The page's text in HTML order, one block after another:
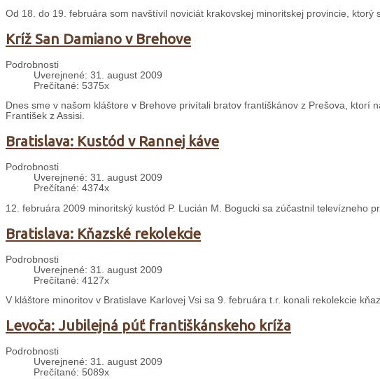
Od 18. do 19. februára som navštívil noviciát krakovskej minoritskej provincie,
Kríž San Damiano v Brehove
Podrobnosti
Uverejnené: 31. august 2009
Prečítané: 5375x
Dnes sme v našom kláštore v Brehove privítali bratov františkánov z Prešova, ktorí
František z Assisi.
Bratislava: Kustód v Rannej káve
Podrobnosti
Uverejnené: 31. august 2009
Prečítané: 4374x
12. februára 2009 minoritský kustód P. Lucián M. Bogucki sa zúčastnil televízneho
Bratislava: Kňazské rekolekcie
Podrobnosti
Uverejnené: 31. august 2009
Prečítané: 4127x
V kláštore minoritov v Bratislave Karlovej Vsi sa 9. februára t.r. konali rekolekcie
Levoča: Jubilejná púť františkánskeho kríža
Podrobnosti
Uverejnené: 31. august 2009
Prečítané: 5089x